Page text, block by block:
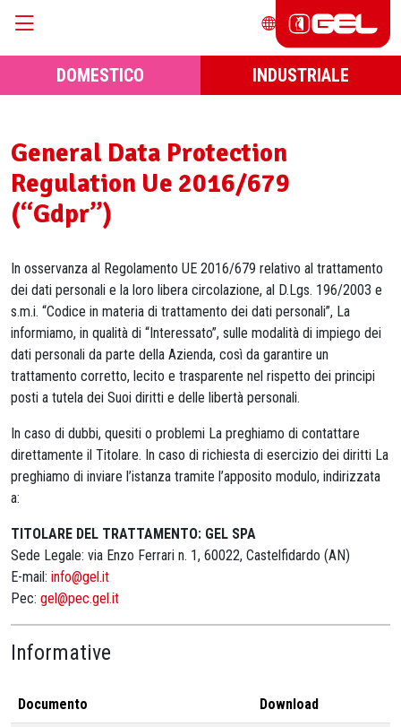
DOMESTICO INDUSTRIALE
General Data Protection
Regulation Ue 2016/679
(“Gdpr”)
In osservanza al Regolamento UE 2016/679 relativo al trattamento
dei dati personali e la loro libera circolazione, al D.Lgs. 196/2003 e
s.m.i. “Codice in materia di trattamento dei dati personali”, La
informiamo, in qualità di “Interessato”, sulle modalità di impiego dei
dati personali da parte della Azienda, così da garantire un
trattamento corretto, lecito e trasparente nel rispetto dei principi
posti a tutela dei Suoi diritti e delle libertà personali.
In caso di dubbi, quesiti o problemi La preghiamo di contattare
direttamente il Titolare. In caso di richiesta di esercizio dei diritti La
preghiamo di inviare l’istanza tramite l’apposito modulo, indirizzata
a:
TITOLARE DEL TRATTAMENTO: GEL SPA
Sede Legale: via Enzo Ferrari n. 1, 60022, Castelfidardo (AN)
E-mail: info@gel.it
Pec: gel@pec.gel.it
Informative
Documento Download